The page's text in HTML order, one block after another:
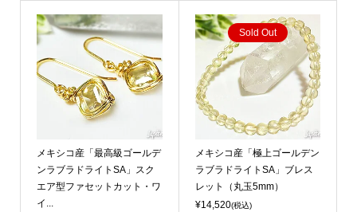
メキシコ産「最高級ゴールデ
ンラブラドライトSA」スク
エア型ファセットカット・ワ
イ...
Sold Out
メキシコ産「極上ゴールデン
ラブラドライトSA」ブレス
レット（丸玉5mm）
¥14,520(税込)